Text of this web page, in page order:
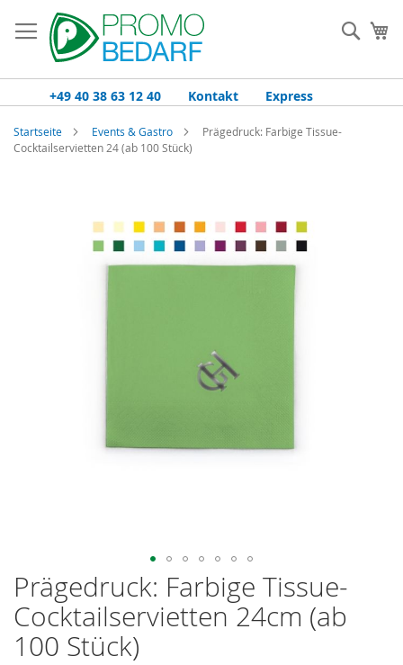
Inhalt
springen
+49 40 38 63 12 40 Kontakt Express
Startseite Events & Gastro
Prägedruck: Farbige Tissue-
Cocktailservietten 24 (ab 100 Stück)
Prägedruck: Farbige Tissue-
Cocktailservietten 24cm (ab
100 Stück)
Zum
Anfang
der
Bildgalerie
springen